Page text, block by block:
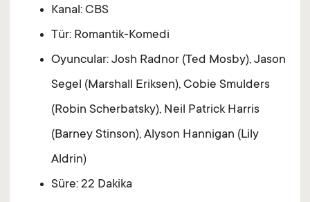
Kanal: CBS
Tür: Romantik-Komedi
Oyuncular: Josh Radnor (Ted Mosby), Jason
Segel (Marshall Eriksen), Cobie Smulders
(Robin Scherbatsky), Neil Patrick Harris
(Barney Stinson), Alyson Hannigan (Lily
Aldrin)
Süre: 22 Dakika